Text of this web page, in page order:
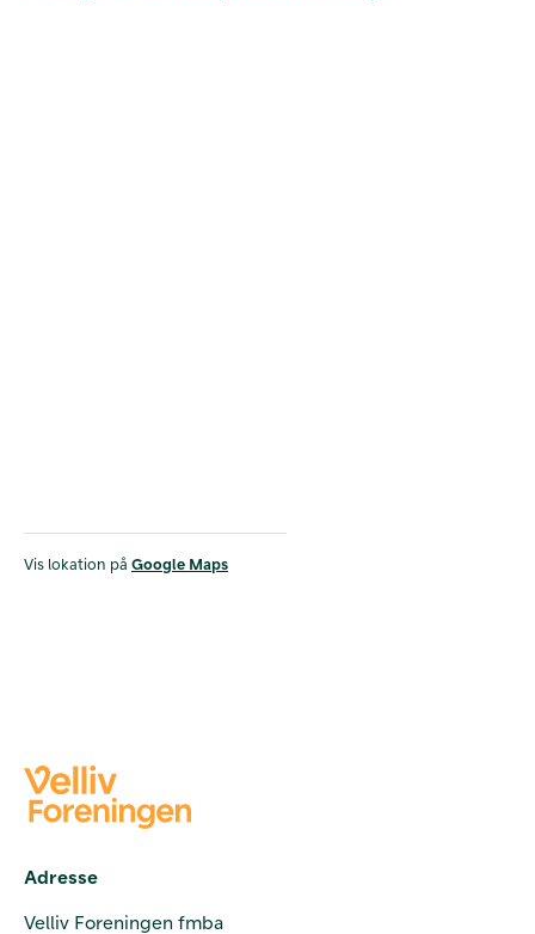
Vis lokation på Google Maps
Adresse
Velliv Foreningen fmba